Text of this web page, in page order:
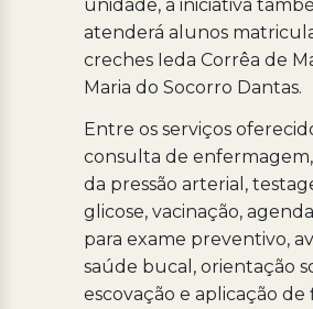
unidade, a iniciativa
atenderá alunos
creches Ieda Corrêa de
Maria do Socorro Dantas.
Entre os serviços
consulta de
da pressão arterial,
glicose, vacinação,
para exame preventivo,
saúde bucal, orientação
escovação e aplicação de